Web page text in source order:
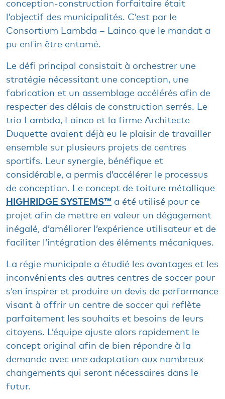
conception-construction forfaitaire était
l’objectif des municipalités. C’est par le
Consortium Lambda – Lainco que le mandat a
pu enfin être entamé.
Le défi principal consistait à orchestrer une
stratégie nécessitant une conception, une
fabrication et un assemblage accélérés afin de
respecter des délais de construction serrés. Le
trio Lambda, Lainco et la firme Architecte
Duquette avaient déjà eu le plaisir de travailler
ensemble sur plusieurs projets de centres
sportifs. Leur synergie, bénéfique et
considérable, a permis d’accélérer le processus
de conception. Le concept de toiture métallique
HIGHRIDGE SYSTEMS™ a été utilisé pour ce
projet afin de mettre en valeur un dégagement
inégalé, d’améliorer l’expérience utilisateur et de
faciliter l’intégration des éléments mécaniques.
La régie municipale a étudié les avantages et les
inconvénients des autres centres de soccer pour
s’en inspirer et produire un devis de performance
visant à offrir un centre de soccer qui reflète
parfaitement les souhaits et besoins de leurs
citoyens. L’équipe ajuste alors rapidement le
concept original afin de bien répondre à la
demande avec une adaptation aux nombreux
changements qui seront nécessaires dans le
futur.